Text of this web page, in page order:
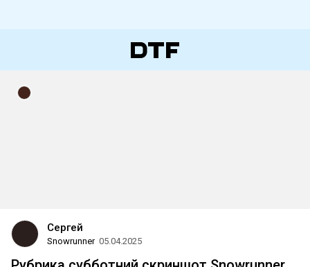
Сергей
Snowrunner 05.04.2025